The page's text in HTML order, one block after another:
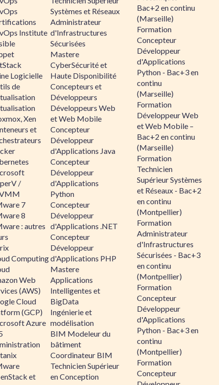
Institute
Logicielle
de
Xen
et
/
7
8
: autres
Computing
Web
(AWS)
Cloud
(GCP)
Azure
et
Systèmes et Réseaux
Administrateur
d'Infrastructures
Sécurisées
Mastere
CyberSécurité et
Haute Disponibilité
Concepteurs et
Développeurs
Développeurs Web
et Web Mobile
Concepteur
Développeur
d'Applications Java
Concepteur
Développeur
d'Applications
Python
Concepteur
Développeur
d'Applications .NET
Concepteur
Développeur
d'Applications PHP
Mastere
Applications
Intelligentes et
BigData
Ingénierie et
modélisation
BIM Modeleur du
bâtiment
Coordinateur BIM
Technicien Supérieur
en Conception
Bac+2 en continu
(Marseille)
Formation
Concepteur
Développeur
d'Applications
Python - Bac+3 en
continu
(Marseille)
Formation
Développeur Web
et Web Mobile –
Bac+2 en continu
(Marseille)
Formation
Technicien
Supérieur Systèmes
et Réseaux - Bac+2
en continu
(Montpellier)
Formation
Administrateur
d'Infrastructures
Sécurisées - Bac+3
en continu
(Montpellier)
Formation
Concepteur
Développeur
d'Applications
Python - Bac+3 en
continu
(Montpellier)
Formation
Concepteur